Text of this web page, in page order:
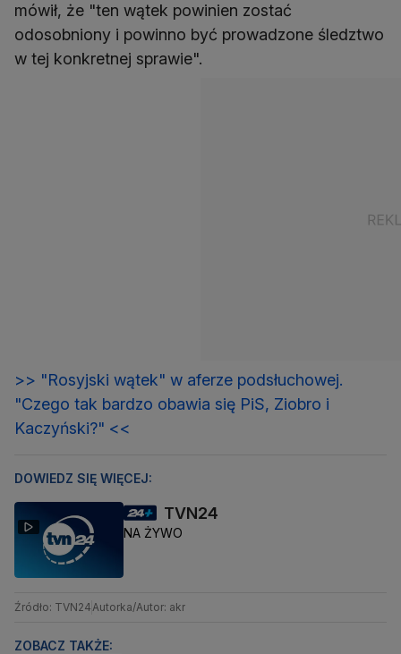
mówił, że "ten wątek powinien zostać
odosobniony i powinno być prowadzone śledztwo
w tej konkretnej sprawie".
>> "Rosyjski wątek" w aferze podsłuchowej.
"Czego tak bardzo obawia się PiS, Ziobro i
Kaczyński?" <<
DOWIEDZ SIĘ WIĘCEJ:
TVN24
NA ŻYWO
Źródło: TVN24 Autorka/Autor: akr
ZOBACZ TAKŻE: